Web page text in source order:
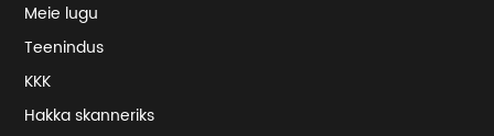
Meie lugu
Teenindus
KKK
Hakka skanneriks